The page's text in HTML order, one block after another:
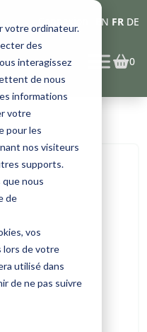
votre ordinateur.
des
interagissez
de nous
informations
votre
pour les
nos visiteurs
supports.
que nous
de
vos
lors de votre
utilisé dans
de ne pas suivre
EN FR DE
0